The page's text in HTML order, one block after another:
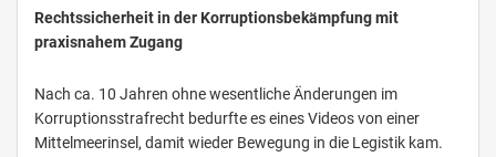
Rechtssicherheit in der Korruptionsbekämpfung mit
praxisnahem Zugang
Nach ca. 10 Jahren ohne wesentliche Änderungen im
Korruptionsstrafrecht bedurfte es eines Videos von einer
Mittelmeerinsel, damit wieder Bewegung in die Legistik kam.